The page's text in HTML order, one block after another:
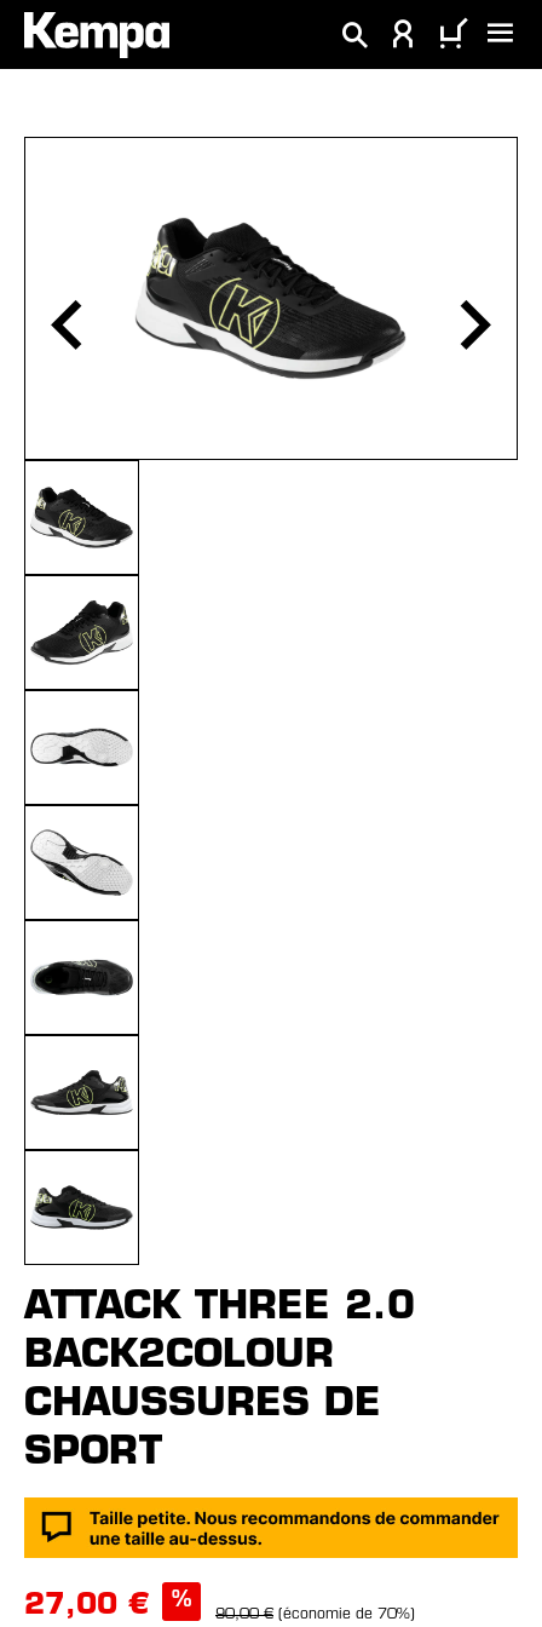
principal
ATTACK THREE 2.0
BACK2COLOUR
CHAUSSURES DE
SPORT
27,00 € %
90,00 € (économie de 70%)